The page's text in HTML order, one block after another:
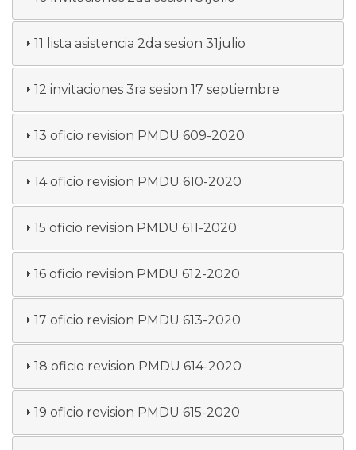
11 lista asistencia 2da sesion 31julio
12 invitaciones 3ra sesion 17 septiembre
13 oficio revision PMDU 609-2020
14 oficio revision PMDU 610-2020
15 oficio revision PMDU 611-2020
16 oficio revision PMDU 612-2020
17 oficio revision PMDU 613-2020
18 oficio revision PMDU 614-2020
19 oficio revision PMDU 615-2020